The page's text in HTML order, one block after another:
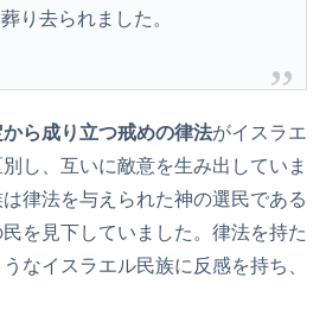
り去られました。
ら成り立つ戒めの律法がイスラエ
し、互いに敵意を生み出していま
律法を与えられた神の選民である
を見下していました。律法を持た
なイスラエル民族に反感を持ち、